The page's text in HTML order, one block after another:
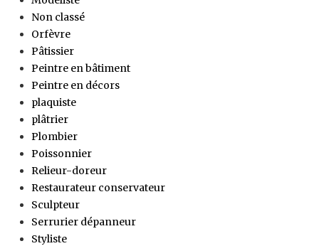
Non classé
Orfèvre
Pâtissier
Peintre en bâtiment
Peintre en décors
plaquiste
plâtrier
Plombier
Poissonnier
Relieur-doreur
Restaurateur conservateur
Sculpteur
Serrurier dépanneur
Styliste